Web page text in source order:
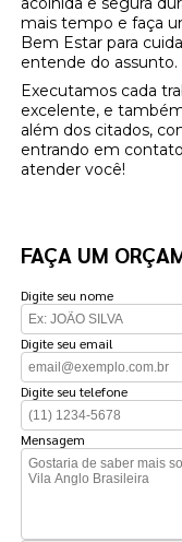
mais tempo e faça
Bem Estar para
entende do assunto.
Executamos cada
excelente, e
além dos citados,
entrando em
atender você!
FAÇA UM
Digite seu nome
Digite seu email
Digite seu telefone
Mensagem